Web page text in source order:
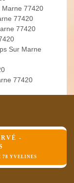
Marne 77420
77420
77420
Sur Marne
77420
-
78 YVELINES